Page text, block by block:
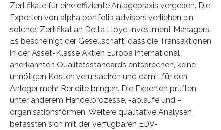
Zertifikate für eine effiziente Anlagepraxis vergeben. Die
Experten von alpha portfolio advisors verliehen ein
solches Zertifikat an Delta Lloyd Investment Managers.
Es bescheinigt der Gesellschaft, dass die Transaktionen
in der Asset-Klasse Aktien Europa international
anerkannten Qualitätsstandards entsprechen, keine
unnötigen Kosten verursachen und damit für den
Anleger mehr Rendite bringen. Die Experten prüften
unter anderem Handelprozesse, -abläufe und –
organisationsformen. Weitere qualitative Analysen
befassten sich mit der verfügbaren EDV-